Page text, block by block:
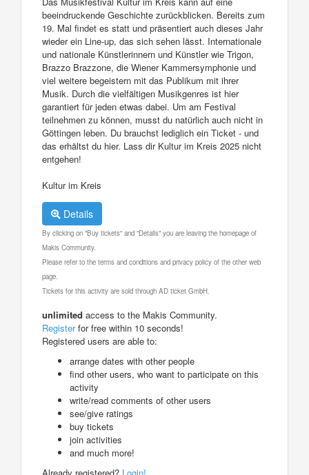
beeindruckende Geschichte zurückblicken. Bereits zum
19. Mal findet es statt und präsentiert auch dieses Jahr
wieder ein Line-up, das sich sehen lässt. Internationale
und nationale Künstlerinnern und Künstler wie Trigon,
Brazzo Brazzone, die Wiener Kammersymphonie und
viel weitere begeistern mit das Publikum mit ihrer
Musik. Durch die vielfältigen Musikgenres ist hier
garantiert für jeden etwas dabei. Um am Festival
teilnehmen zu können, musst du natürlich auch nicht in
Göttingen leben. Du brauchst lediglich ein Ticket - und
das erhältst du hier. Lass dir Kultur im Kreis 2025 nicht
entgehen!
Kultur im Kreis
Details
By clicking on "Buy tickets" and "Details" you are leaving the homepage of
Makis Community.
Please refer to the terms and conditions and privacy policy of the other web
page.
Tickets for this activity are sold through AD ticket GmbH.
unlimited access to the Makis Community.
Registerfor free within 10 seconds!
Registered users are able to:
arrange dates with other people
find other users, who want to participate on this
activity
write/read comments of other users
see/give ratings
buy tickets
join activities
and much more!
Already registered? Login!